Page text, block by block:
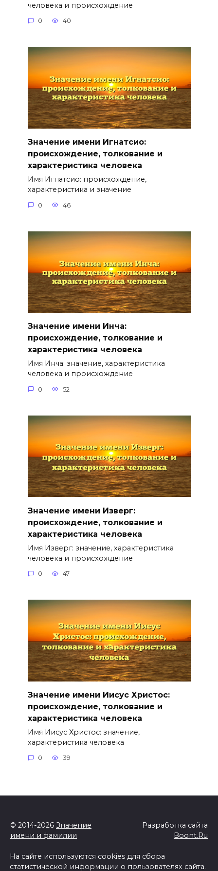
человека и происхождение
0 40
Значение имени Игнатсио:
происхождение, толкование и
характеристика человека
Имя Игнатсио: происхождение,
характеристика и значение
0 46
Значение имени Инча:
происхождение, толкование и
характеристика человека
Имя Инча: значение, характеристика
человека и происхождение
0 52
Значение имени Изверг:
происхождение, толкование и
характеристика человека
Имя Изверг: значение, характеристика
человека и происхождение
0 47
Значение имени Иисус Христос:
происхождение, толкование и
характеристика человека
Имя Иисус Христос: значение,
характеристика человека
0 39
© 2014-2026 Значение
имени и фамилии
Разработка сайта
Boont.Ru
На сайте используются cookies для сбора
статистической информации о пользователях сайта.